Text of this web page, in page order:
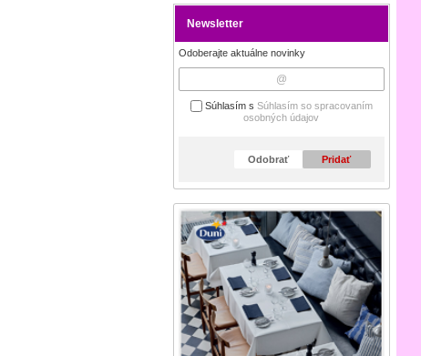
Newsletter
Odoberajte aktuálne novinky
Súhlasím s Súhlasím so spracovaním
osobných údajov
Odobrať Pridať